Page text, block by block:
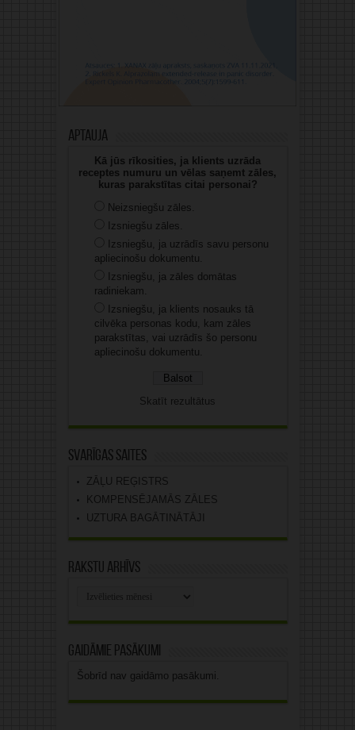
Aptauja
Kā jūs rīkosities, ja klients uzrāda
receptes numuru un vēlas saņemt zāles,
kuras parakstītas citai personai?
Neizsniegšu zāles.
Izsniegšu zāles.
Izsniegšu, ja uzrādīs savu personu
apliecinošu dokumentu.
Izsniegšu, ja zāles domātas
radiniekam.
Izsniegšu, ja klients nosauks tā
cilvēka personas kodu, kam zāles
parakstītas, vai uzrādīs šo personu
apliecinošu dokumentu.
Skatīt rezultātus
Svarīgas saites
ZĀĻU REĢISTRS
KOMPENSĒJAMĀS ZĀLES
UZTURA BAGĀTINĀTĀJI
Rakstu arhīvs
Gaidāmie pasākumi
Šobrīd nav gaidāmo pasākumi.